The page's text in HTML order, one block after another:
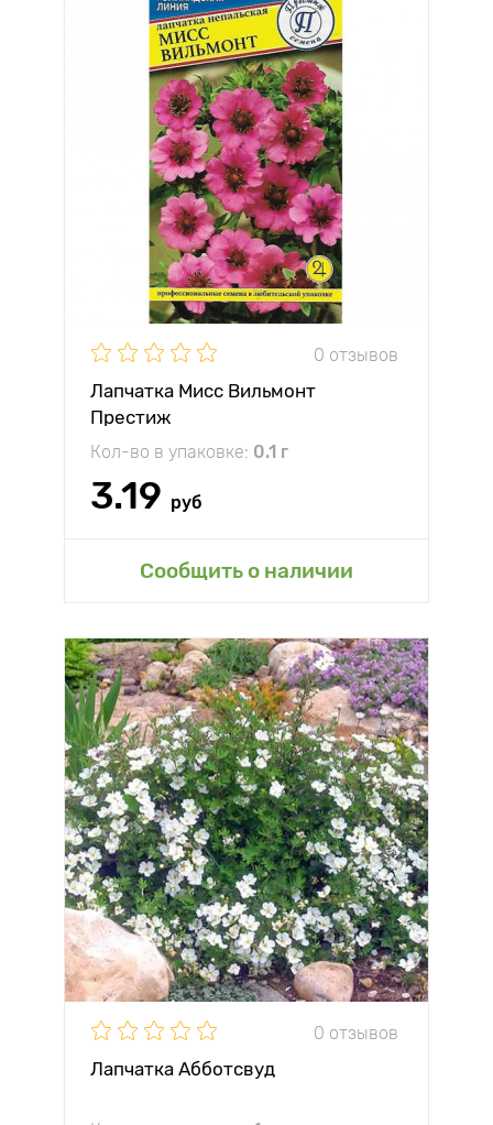
0 отзывов
Лапчатка Мисс Вильмонт
Престиж
Кол-во в упаковке: 0.1 г
3.19 руб
Сообщить о наличии
0 отзывов
Лапчатка Абботсвуд